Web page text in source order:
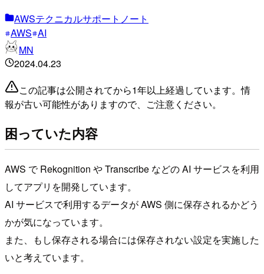
AWSテクニカルサポートノート
AWS AI
MN
2024.04.23
この記事は公開されてから1年以上経過しています。情
報が古い可能性がありますので、ご注意ください。
困っていた内容
AWS で Rekognition や Transcribe などの AI サービスを利用
してアプリを開発しています。
AI サービスで利用するデータが AWS 側に保存されるかどう
かが気になっています。
また、もし保存される場合には保存されない設定を実施した
いと考えています。